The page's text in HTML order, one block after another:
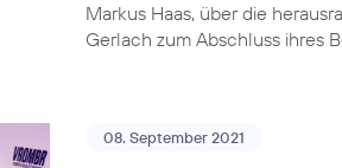
Markus Haas, über die
Gerlach zum Abschluss ihres
08. September 2021